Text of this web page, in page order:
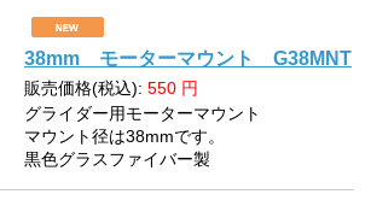
38mm モーターマウント G38MNT
販売価格(税込): 550 円
グライダー用モーターマウント
マウント径は38mmです。
黒色グラスファイバー製